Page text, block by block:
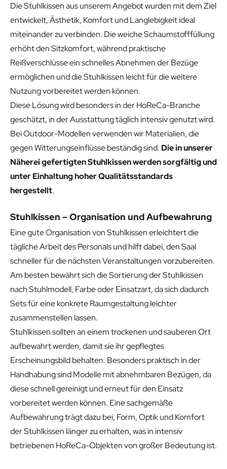
Die Stuhlkissen aus unserem Angebot wurden mit dem Ziel
entwickelt, Ästhetik, Komfort und Langlebigkeit ideal
miteinander zu verbinden. Die weiche Schaumstofffüllung
erhöht den Sitzkomfort, während praktische
Reißverschlüsse ein schnelles Abnehmen der Bezüge
ermöglichen und die Stuhlkissen leicht für die weitere
Nutzung vorbereitet werden können.
Diese Lösung wird besonders in der HoReCa-Branche
geschätzt, in der Ausstattung täglich intensiv genutzt wird.
Bei Outdoor-Modellen verwenden wir Materialien, die
gegen Witterungseinflüsse beständig sind. Die in unserer
Näherei gefertigten Stuhlkissen werden sorgfältig und
unter Einhaltung hoher Qualitätsstandards
hergestellt.
Stuhlkissen – Organisation und Aufbewahrung
Eine gute Organisation von Stuhlkissen erleichtert die
tägliche Arbeit des Personals und hilft dabei, den Saal
schneller für die nächsten Veranstaltungen vorzubereiten.
Am besten bewährt sich die Sortierung der Stuhlkissen
nach Stuhlmodell, Farbe oder Einsatzart, da sich dadurch
Sets für eine konkrete Raumgestaltung leichter
zusammenstellen lassen.
Stuhlkissen sollten an einem trockenen und sauberen Ort
aufbewahrt werden, damit sie ihr gepflegtes
Erscheinungsbild behalten. Besonders praktisch in der
Handhabung sind Modelle mit abnehmbaren Bezügen, da
diese schnell gereinigt und erneut für den Einsatz
vorbereitet werden können. Eine sachgemäße
Aufbewahrung trägt dazu bei, Form, Optik und Komfort
der Stuhlkissen länger zu erhalten, was in intensiv
betriebenen HoReCa-Objekten von großer Bedeutung ist.